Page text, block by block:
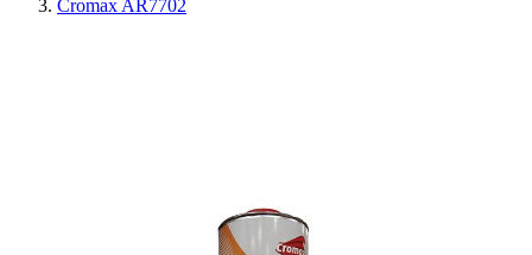
Cromax AR7702